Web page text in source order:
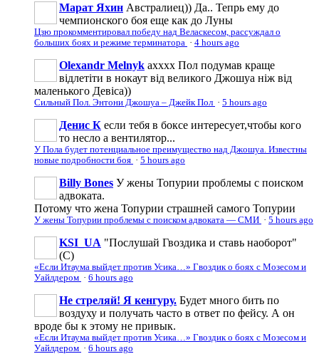
Марат Яхин Австралиец)) Да.. Тепрь ему до
чемпионского боя еще как до Луны
Цзю прокомментировал победу над Веласкесом, рассуждал о
больших боях и режиме терминатора · 4 hours ago
Olexandr Melnyk ахххх Пол подумав краще
відлетіти в нокаут від великого Джошуа ніж від
маленького Девіса))
Сильный Пол. Энтони Джошуа – Джейк Пол · 5 hours ago
Денис К если тебя в боксе интересует,чтобы кого
то несло а вентилятор...
У Пола будет потенциальное преимущество над Джошуа. Известны
новые подробности боя · 5 hours ago
Billy Bones У жены Топурии проблемы с поиском
адвоката.
Потому что жена Топурии страшней самого Топурии
У жены Топурии проблемы с поиском адвоката — СМИ · 5 hours ago
KSI_UA "Послушай Гвоздика и ставь наоборот"
(С)
«Если Итаума выйдет против Усика…» Гвоздик о боях с Мозесом и
Уайлдером · 6 hours ago
Не стреляй! Я кенгуру. Будет много бить по
воздуху и получать часто в ответ по фейсу. А он
вроде бы к этому не привык.
«Если Итаума выйдет против Усика…» Гвоздик о боях с Мозесом и
Уайлдером · 6 hours ago